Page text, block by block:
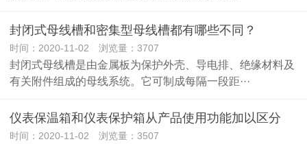
封闭式母线槽和密集型母线槽都有哪些不同？
时间：2020-11-02 浏览量：3707
封闭式母线槽是由金属板为保护外壳、导电排、绝缘材料及
有关附件组成的母线系统。它可制成每隔一段距···
仪表保温箱和仪表保护箱从产品使用功能加以区分
时间：2020-11-02 浏览量：3507